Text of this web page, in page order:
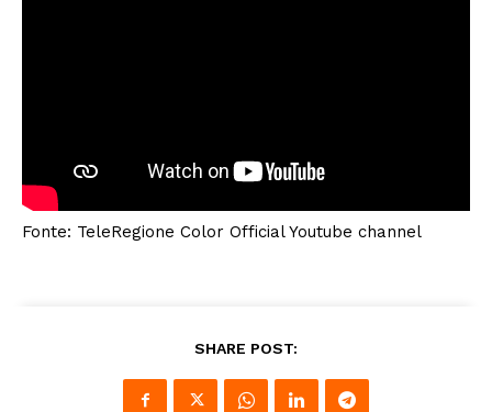
Fonte: TeleRegione Color Official Youtube channel
SHARE POST: